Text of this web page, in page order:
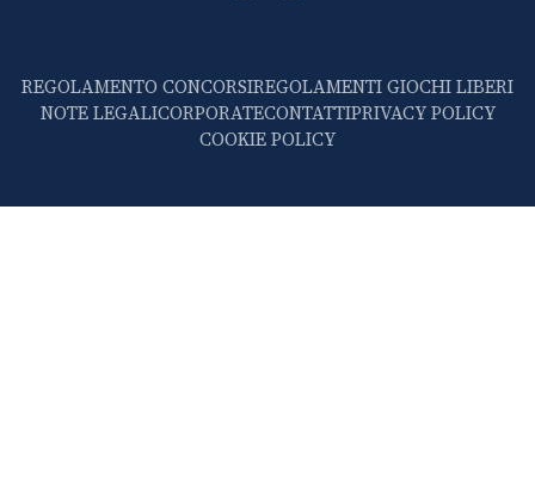
REGOLAMENTO CONCORSIREGOLAMENTI GIOCHI LIBERI
NOTE LEGALICORPORATECONTATTIPRIVACY POLICY
COOKIE POLICY